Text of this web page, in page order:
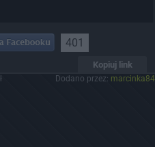
401
Kopiuj link
Dodano przez: marcinka84